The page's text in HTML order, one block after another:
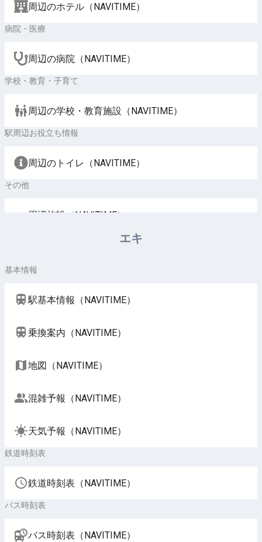
周辺のホテル（NAVITIME）
病院・医療
周辺の病院（NAVITIME）
学校・教育・子育て
周辺の学校・教育施設（NAVITIME）
駅周辺お役立ち情報
周辺のトイレ（NAVITIME）
その他
周辺施設（NAVITIME）
エキ
基本情報
駅基本情報（NAVITIME）
乗換案内（NAVITIME）
地図（NAVITIME）
混雑予報（NAVITIME）
天気予報（NAVITIME）
鉄道時刻表
鉄道時刻表（NAVITIME）
バス時刻表
バス時刻表（NAVITIME）